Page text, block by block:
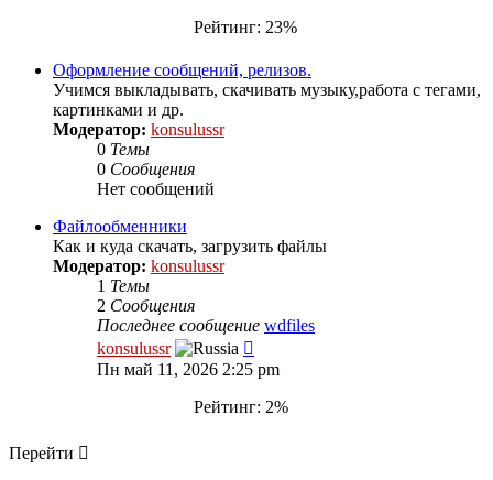
сообщению
Рейтинг: 23%
Оформление сообщений, релизов.
Учимся выкладывать, скачивать музыку,работа с тегами,
картинками и др.
Модератор: konsulussr
0 Темы
0 Сообщения
Нет сообщений
Файлообменники
Как и куда скачать, загрузить файлы
Модератор: konsulussr
1 Темы
2 Сообщения
Последнее сообщение wdfiles
konsulussr
к
последнему
сообщению
Пн май 11, 2026 2:25 pm
Рейтинг: 2%
Перейти